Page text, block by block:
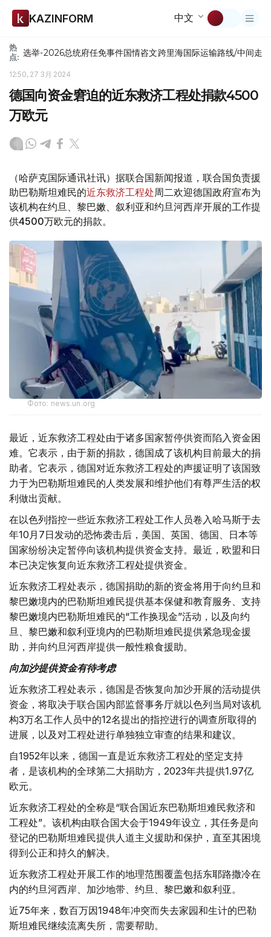
KAZINFORM 中文
热
点: 选举-2026总统府任免事件国情咨文跨里海国际运输路线/中间走廊
12:50, 27 3月 2024
德国向资金窘迫的近东救济工程处捐款4500
万欧元
（哈萨克国际通讯社讯）据联合国新闻报道，联合国负责援
助巴勒斯坦难民的近东救济工程处周二欢迎德国政府宣布为
该机构在约旦、黎巴嫩、叙利亚和约旦河西岸开展的工作提
供4500万欧元的捐款。
Фото: news.un.org
最近，近东救济工程处由于诸多国家暂停供资而陷入资金困
难。它表示，由于新的捐款，德国成了该机构目前最大的捐
助者。它表示，德国对近东救济工程处的声援证明了该国致
力于为巴勒斯坦难民的人类发展和维护他们有尊严生活的权
利做出贡献。
在以色列指控一些近东救济工程处工作人员卷入哈马斯于去
年10月7日发动的恐怖袭击后，美国、英国、德国、日本等
国家纷纷决定暂停向该机构提供资金支持。最近，欧盟和日
本已决定恢复向近东救济工程处提供资金。
近东救济工程处表示，德国捐助的新的资金将用于向约旦和
黎巴嫩境内的巴勒斯坦难民提供基本保健和教育服务、支持
黎巴嫩境内巴勒斯坦难民的“工作换现金”活动，以及向约
旦、黎巴嫩和叙利亚境内的巴勒斯坦难民提供紧急现金援
助，并向约旦河西岸提供一般性粮食援助。
向加沙提供资金有待考虑
近东救济工程处表示，德国是否恢复向加沙开展的活动提供
资金，将取决于联合国内部监督事务厅就以色列当局对该机
构3万名工作人员中的12名提出的指控进行的调查所取得的
进展，以及对工程处进行单独独立审查的结果和建议。
自1952年以来，德国一直是近东救济工程处的坚定支持
者，是该机构的全球第二大捐助方，2023年共提供1.97亿
欧元。
近东救济工程处的全称是“联合国近东巴勒斯坦难民救济和
工程处”。该机构由联合国大会于1949年设立，其任务是向
登记的巴勒斯坦难民提供人道主义援助和保护，直至其困境
得到公正和持久的解决。
近东救济工程处开展工作的地理范围覆盖包括东耶路撒冷在
内的约旦河西岸、加沙地带、约旦、黎巴嫩和叙利亚。
近75年来，数百万因1948年冲突而失去家园和生计的巴勒
斯坦难民继续流离失所，需要帮助。